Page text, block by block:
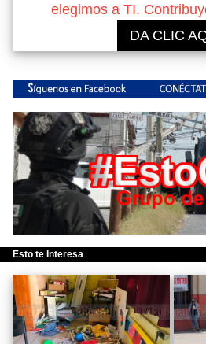
elegimos a TI.
DA CLIC
Esto te Interesa